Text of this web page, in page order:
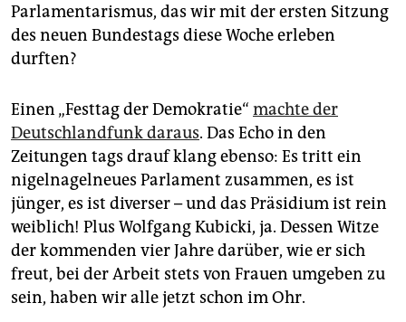
Parlamentarismus, das wir mit der ersten Sitzung
des neuen Bundestags diese Woche erleben
durften?
Einen „Festtag der Demokratie“ machte der
Deutschlandfunk daraus. Das Echo in den
Zeitungen tags drauf klang ebenso: Es tritt ein
nigelnagelneues Parlament zusammen, es ist
jünger, es ist diverser – und das Präsidium ist rein
weiblich! Plus Wolfgang Kubicki, ja. Dessen Witze
der kommenden vier Jahre darüber, wie er sich
freut, bei der Arbeit stets von Frauen umgeben zu
sein, haben wir alle jetzt schon im Ohr.